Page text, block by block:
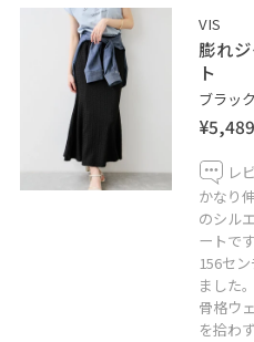
VIS
膨れ
ト
ブラッ
¥5,489
レ
かなり
のシル
ートです
156セ
ました。
骨格ウ
を拾わ